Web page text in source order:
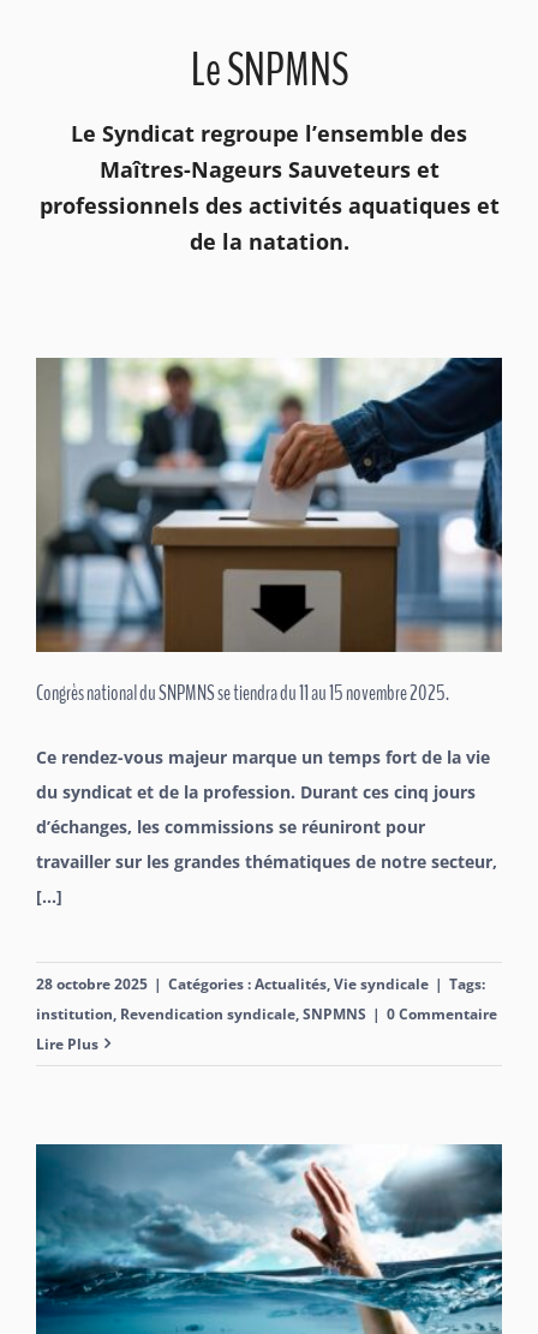
Le SNPMNS
Le Syndicat regroupe l’ensemble des
Maîtres-Nageurs Sauveteurs et
professionnels des activités aquatiques et
de la natation.
Congrès national du SNPMNS se tiendra du 11 au 15 novembre 2025.
Ce rendez-vous majeur marque un temps fort de la vie
du syndicat et de la profession. Durant ces cinq jours
d’échanges, les commissions se réuniront pour
travailler sur les grandes thématiques de notre secteur,
[...]
28 octobre 2025 | Catégories :Actualités,Vie syndicale | Tags:
institution, Revendication syndicale,SNPMNS | 0 Commentaire
Lire Plus